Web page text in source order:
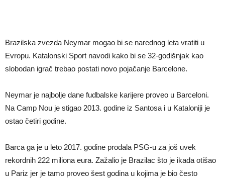
Mudrik se vratio na teren nakon više od 600 dana. Odmah ide na
pozajmicu?
Real Madrid je doneo odluku: Endrick prelazi u Premijer ligu!
Brazilska zvezda Neymar mogao bi se narednog leta vratiti u
Evropu. Katalonski Sport navodi kako bi se 32-godišnjak kao
slobodan igrač trebao postati novo pojačanje Barcelone.
Neymar je najbolje dane fudbalske karijere proveo u Barceloni.
Na Camp Nou je stigao 2013. godine iz Santosa i u Kataloniji je
ostao četiri godine.
Barca ga je u leto 2017. godine prodala PSG-u za još uvek
rekordnih 222 miliona eura. Zažalio je Brazilac što je ikada otišao
u Pariz jer je tamo proveo šest godina u kojima je bio često